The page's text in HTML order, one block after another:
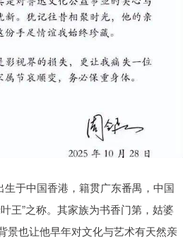
生于中国香港，籍贯广东番禺，中国
王”之称。其家族为书香门第，姑婆
景也让他早年对文化与艺术有天然亲